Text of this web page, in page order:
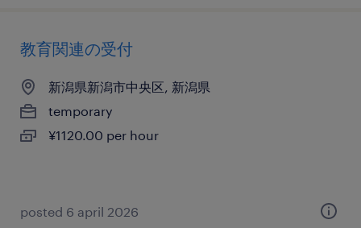
教育関連の受付
新潟県新潟市中央区, 新潟県
temporary
¥1120.00 per hour
posted 6 april 2026